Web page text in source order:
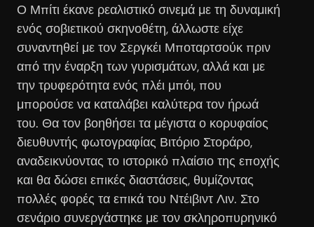
Ο Μπίτι έκανε ρεαλιστικό σινεμά με τη δυναμική
ενός σοβιετικού σκηνοθέτη, άλλωστε είχε
συναντηθεί με τον Σεργκέι Μποταρτσούκ πριν
από την έναρξη των γυρισμάτων, αλλά και με
την τρυφερότητα ενός πλέι μπόι, που
μπορούσε να καταλάβει καλύτερα τον ήρωά
του. Θα τον βοηθήσει τα μέγιστα ο κορυφαίος
διευθυντής φωτογραφίας Βιτόριο Στοράρο,
αναδεικνύοντας το ιστορικό πλαίσιο της εποχής
και θα δώσει επικές διαστάσεις, θυμίζοντας
πολλές φορές τα επικά του Ντέιβιντ Λιν. Στο
σενάριο συνεργάστηκε με τον σκληροπυρηνικό